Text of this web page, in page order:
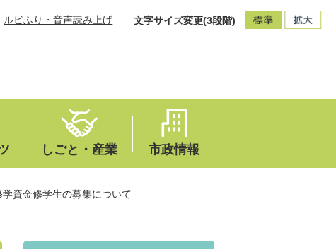
ルビふり・音声読み上げ 文字サイズ変更(3段階)
しごと・産業 市政情報
学資金修学生の募集について